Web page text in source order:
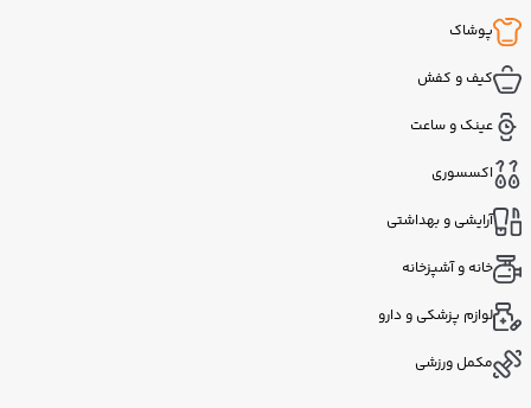
پوشاک
کیف و کفش
عینک و ساعت
اکسسوری
آرایشی و بهداشتی
خانه و آشپزخانه
لوازم پزشکی و دارو
مکمل ورزشی